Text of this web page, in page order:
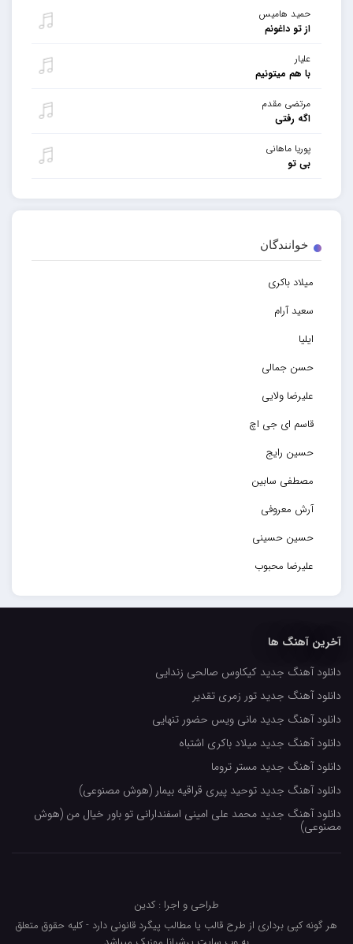
حمید هامیس
از تو داغونم
علیار
با هم میتونیم
مرتضی مقدم
اگه رفتی
پوریا ماهانی
بی تو
خوانندگان
میلاد باکری
سعید آرام
ایلیا
حسن جمالی
علیرضا ولایی
قاسم ای جی اچ
حسین رایج
مصطفی سابین
آرش معروفی
حسین حسینی
علیرضا محبوب
حسین حصارکی
کاپیتان
مجید رضوی
رضا مرانلو
امیر عرفانی
رضا صادقی
سعید شمس
فرشاد میرزایی
آخرین آهنگ ها
دانلود آهنگ جدید کیکاوس صالحی زندایی
دانلود آهنگ جدید تور زمری تقدیر
دانلود آهنگ جدید مانی ویس حضور تنهایی
دانلود آهنگ جدید میلاد باکری اشتباه
دانلود آهنگ جدید مستر تروما
دانلود آهنگ جدید توحید پیری قراقیه بیمار (هوش مصنوعی)
دانلود آهنگ جدید محمد علی امینی اسفندارانی تو باور خیال من (هوش
مصنوعی)
طراحی و اجرا : کدین
هر گونه کپی برداری از طرح قالب یا مطالب پیگرد قانونی دارد - کلیه حقوق متعلق